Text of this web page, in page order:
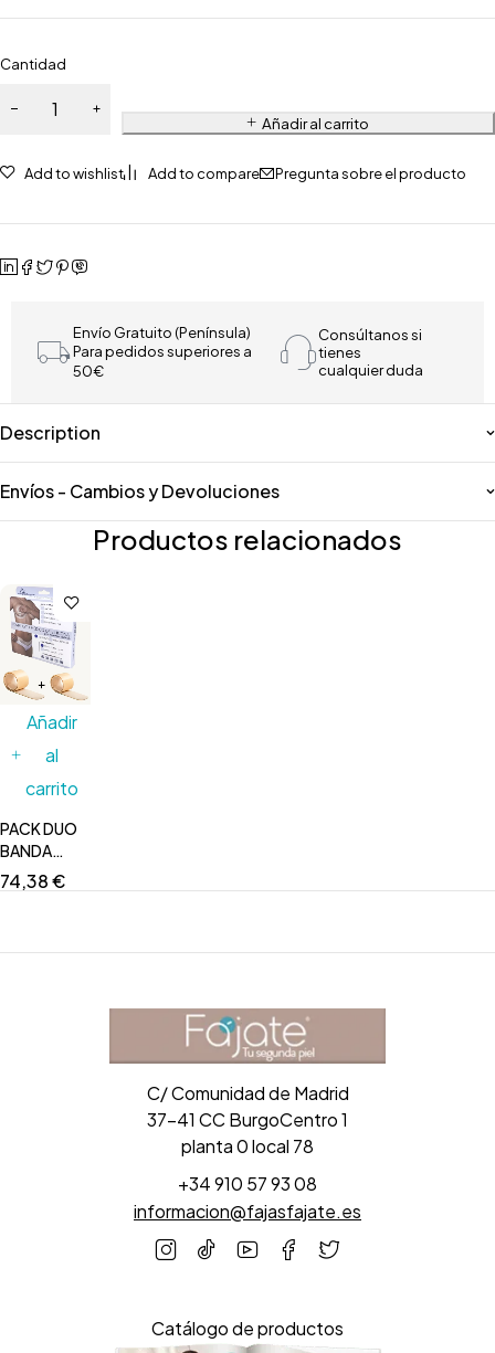
Cantidad
Añadir al carrito
Add to wishlist Add to compare Pregunta sobre el producto
Envío Gratuito (Península)
Para pedidos superiores a
50€
Consúltanos si
tienes
cualquier duda
Description
Envíos - Cambios y Devoluciones
Productos relacionados
Añadir
al
carrito
PACK DUO
BANDA
CICATRIZANTE
SILICONA
74,38€
C/ Comunidad de Madrid
37-41 CC BurgoCentro 1
planta 0 local 78
+34 910 57 93 08
informacion@fajasfajate.es
Catálogo de productos